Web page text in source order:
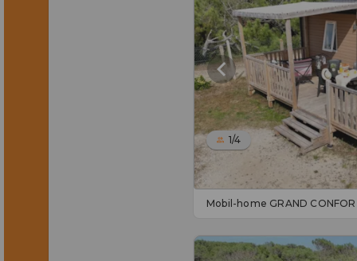
1/4
Mobil-home GRAND